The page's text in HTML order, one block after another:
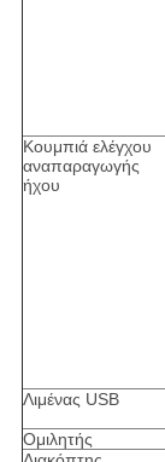
Κουμπιά ελέγχου
αναπαραγωγής
ήχου
Λιμένας USB
Ομιλητής